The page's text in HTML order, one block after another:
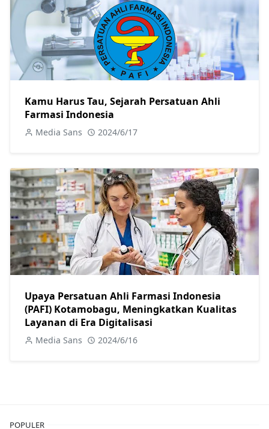
Kamu Harus Tau, Sejarah Persatuan Ahli
Farmasi Indonesia
Media Sans 2024/6/17
Upaya Persatuan Ahli Farmasi Indonesia
(PAFI) Kotamobagu, Meningkatkan Kualitas
Layanan di Era Digitalisasi
Media Sans 2024/6/16
POPULER